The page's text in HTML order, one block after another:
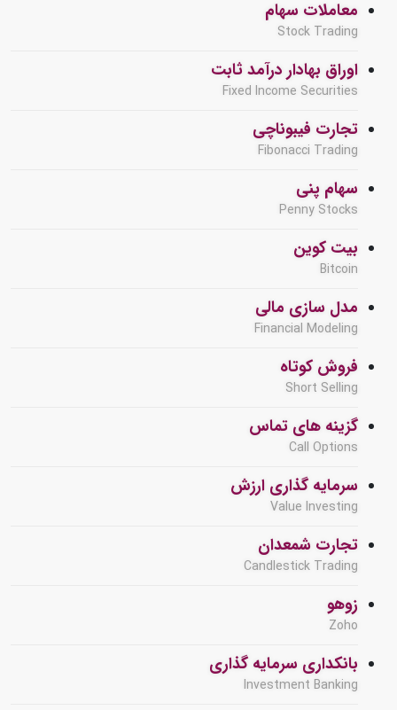
معاملات سهام
Stock Trading
اوراق بهادار درآمد ثابت
Fixed Income Securities
تجارت فیبوناچی
Fibonacci Trading
سهام پنی
Penny Stocks
بیت کوین
Bitcoin
مدل سازی مالی
Financial Modeling
فروش کوتاه
Short Selling
گزینه های تماس
Call Options
سرمایه گذاری ارزش
Value Investing
تجارت شمعدان
Candlestick Trading
زوهو
Zoho
بانکداری سرمایه گذاری
Investment Banking